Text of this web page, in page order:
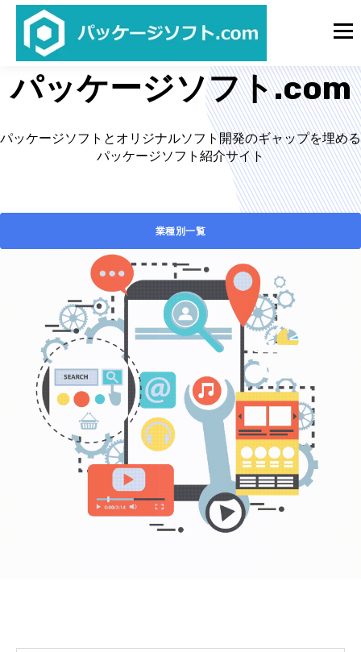
パッケージソフト.com
パッケージソフトとオリジナルソフト開発のギャップを埋める
パッケージソフト紹介サイト
業種別一覧